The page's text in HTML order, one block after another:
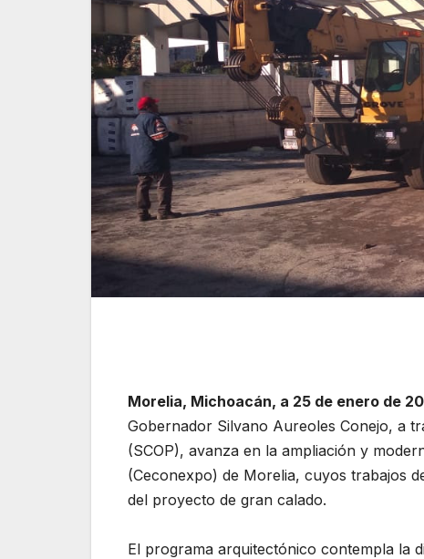
Morelia, Michoacán, a 25 de enero de
Gobernador Silvano Aureoles Conejo, a
(SCOP), avanza en la ampliación y
(Ceconexpo) de Morelia, cuyos trabajos
del proyecto de gran calado.
El programa arquitectónico contempla la